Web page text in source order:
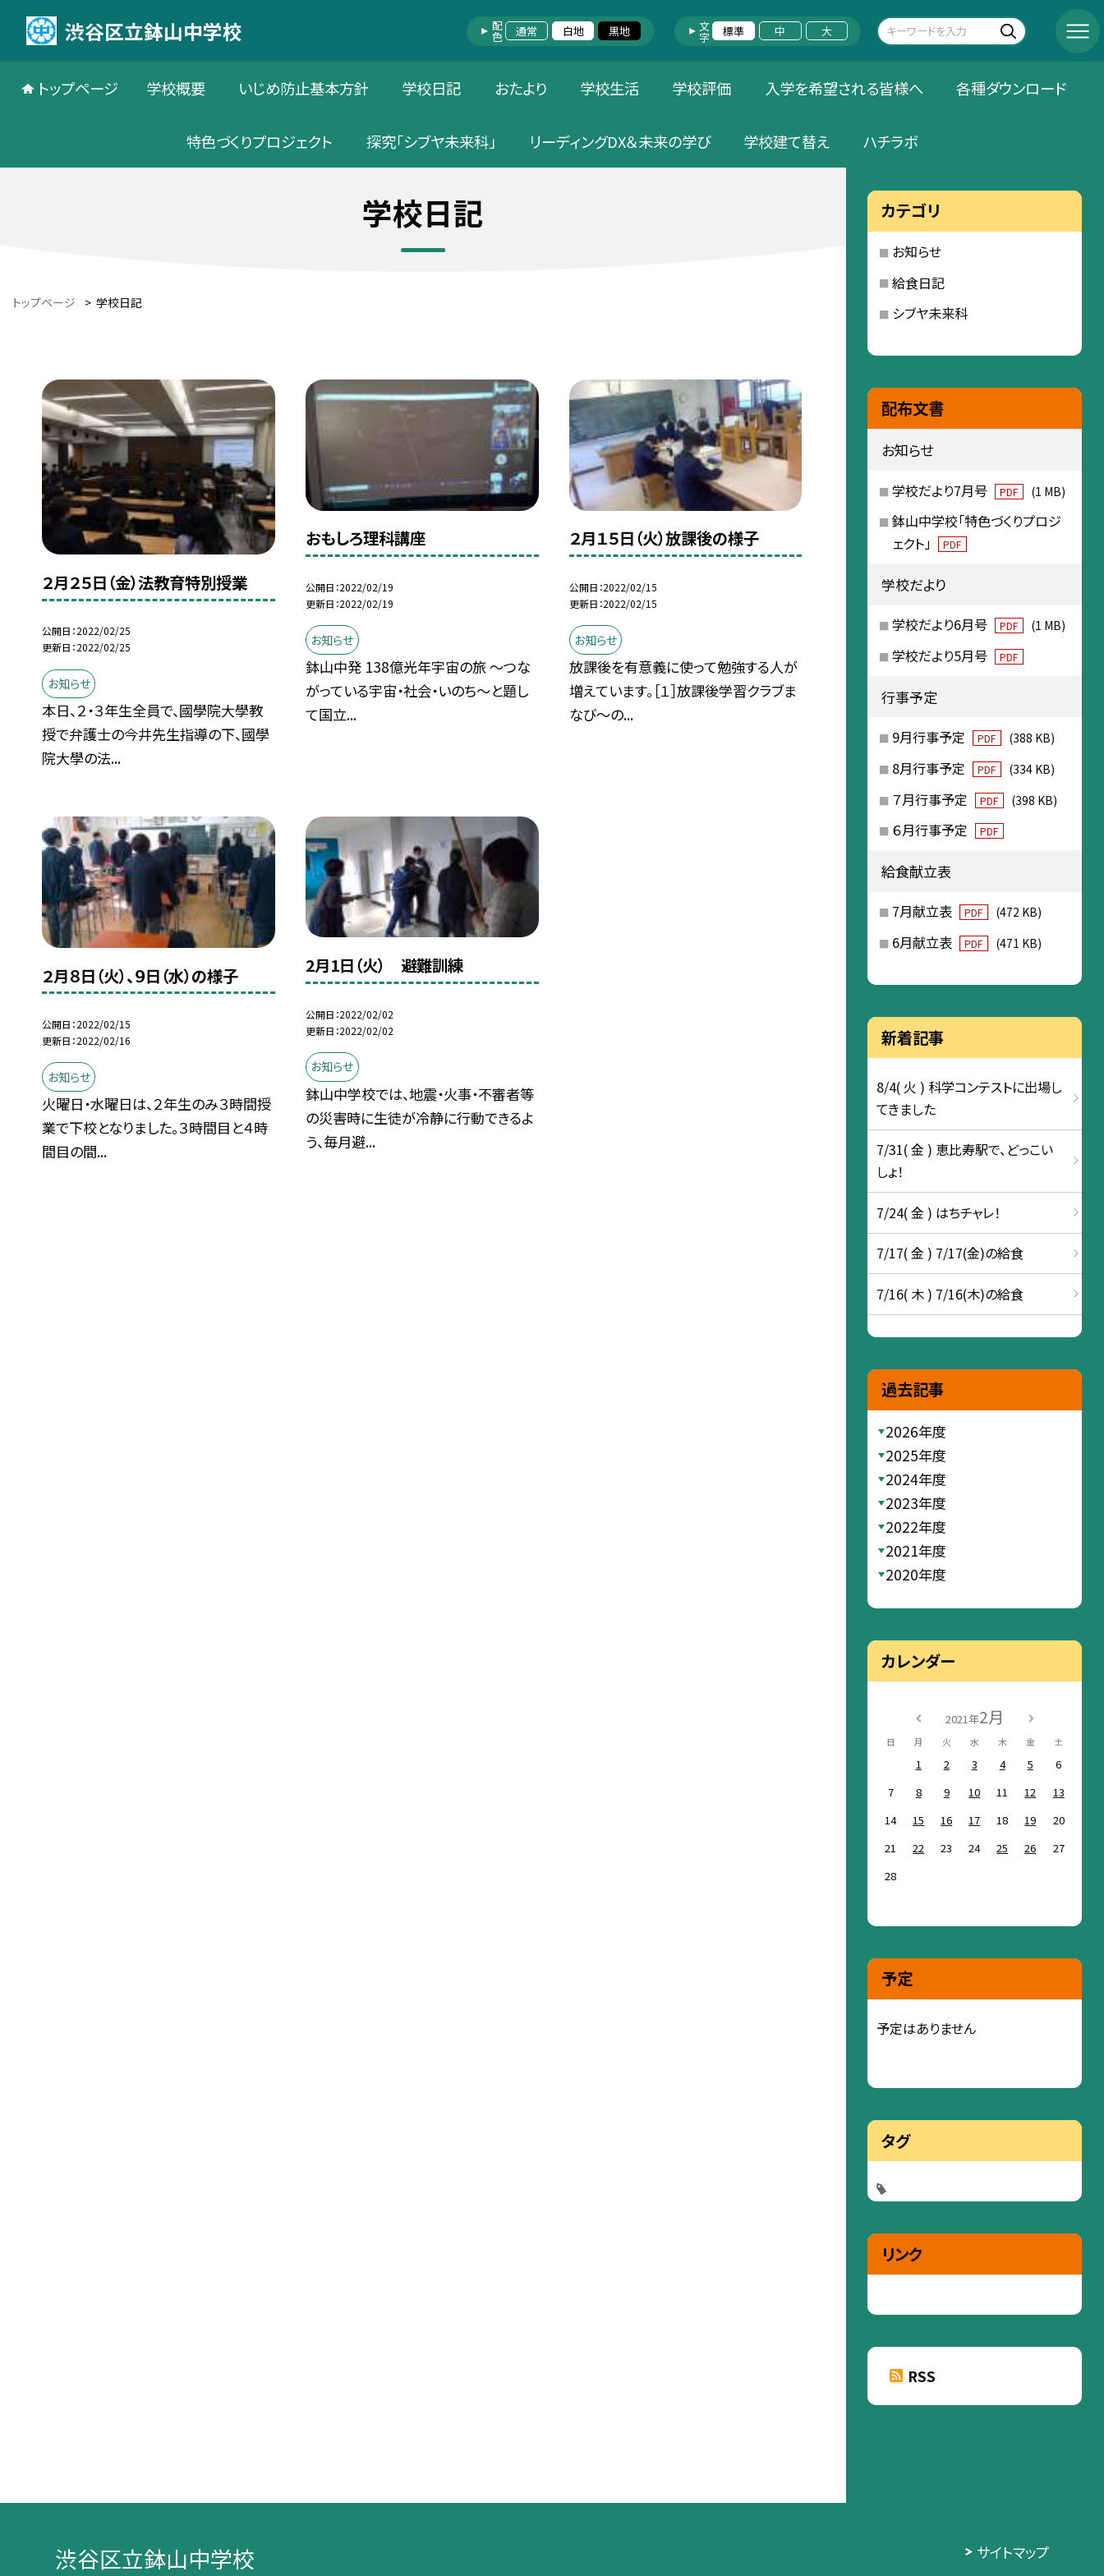
渋谷区立鉢山中学校 配色 通常 白地 黒地 文字 標準 中 大
トップページ 学校概要 いじめ防止基本方針 学校日記 おたより 学校生活 学校評価 入学を希望される皆様へ 各種ダウンロード
特色づくりプロジェクト 探究「シブヤ未来科」 リーディングDX＆未来の学び 学校建て替え ハチラボ
学校日記
トップページ > 学校日記
２月２５日（金）法教育特別授業
公開日 2022/02/25
更新日 2022/02/25
お知らせ
本日、２・３年生全員で、國學院大學教
授で弁護士の今井先生指導の下、國學
院大學の法...
おもしろ理科講座
公開日 2022/02/19
更新日 2022/02/19
お知らせ
鉢山中発 138億光年宇宙の旅 〜つな
がっている宇宙・社会・いのち〜と題し
て国立...
２月１５日（火）放課後の様子
公開日 2022/02/15
更新日 2022/02/15
お知らせ
放課後を有意義に使って勉強する人が
増えています。［１］放課後学習クラブま
なび〜の...
２月８日（火）、９日（水）の様子
公開日 2022/02/15
更新日 2022/02/16
お知らせ
火曜日・水曜日は、２年生のみ３時間授
業で下校となりました。３時間目と４時
間目の間...
2月1日（火） 避難訓練
公開日 2022/02/02
更新日 2022/02/02
お知らせ
鉢山中学校では、地震・火事・不審者等
の災害時に生徒が冷静に行動できるよ
う、毎月避...
カテゴリ
お知らせ
給食日記
シブヤ未来科
配布文書
お知らせ
学校だより7月号 PDF (1 MB)
鉢山中学校「特色づくりプロジ
ェクト」
PDF
学校だより
学校だより6月号 PDF (1 MB)
学校だより5月号 PDF
行事予定
9月行事予定 PDF (388 KB)
8月行事予定 PDF (334 KB)
７月行事予定 PDF (398 KB)
６月行事予定 PDF
給食献立表
7月献立表 PDF (472 KB)
6月献立表 PDF (471 KB)
新着記事
8/4( 火 ) 科学コンテストに出場し
てきました
7/31( 金 ) 恵比寿駅で、どっこい
しょ！
7/24( 金 ) はちチャレ！
7/17( 金 ) 7/17(金)の給食
7/16( 木 ) 7/16(木)の給食
過去記事
2026年度
2025年度
2024年度
2023年度
2022年度
2021年度
2020年度
カレンダー
2021年2月
日 月 火 水 木 金 土
1 2 3 4 5
6
7
8 9 10 11 12
13
14
15 16 17 18 19
20
21
22 23 24 25 26
27
28
予定
予定はありません
タグ
リンク
RSS
渋谷区立鉢山中学校 サイトマップ